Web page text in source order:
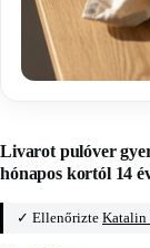
Livarot pulóver
hónapos kortól 14
✓ Ellenőrizte Katalin